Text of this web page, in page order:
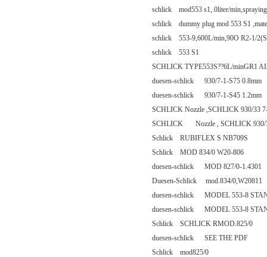
schlick mod553 s1,.0liter/
schlick dummy plug mod 553 S1
schlick 553-9,600L/min,90O R2-1/
schlick 553 S1
SCHLICK TYPE553S??6L/minGR1
duesen-schlick 930/7-1-S75 0.8mm
duesen-schlick 930/7-1-S45 1.2mm
SCHLICK Nozzle ,SCHLICK 930/33
SCHLICK Nozzle , SCHLICK 930/
Schlick RUBIFLEX S NB709S
Schlick MOD 834/0 W20-806
duesen-schlick MOD 827/0-1.4301
Duesen-Schlick mod.834/0,W20811
duesen-schlick MODEL 553-8
duesen-schlick MODEL 553-8
Schlick SCHLICK RMOD.825/0
duesen-schlick SEE THE PDF
Schlick mod825/0